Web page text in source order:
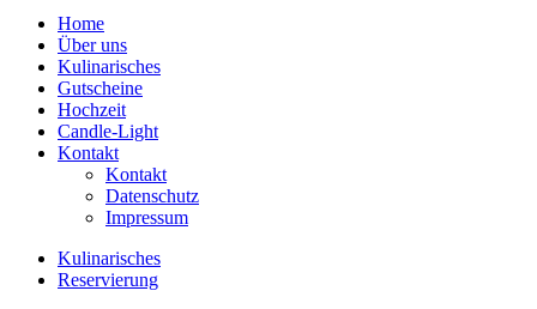
Home
Über uns
Kulinarisches
Gutscheine
Hochzeit
Candle-Light
Kontakt
Kontakt
Datenschutz
Impressum
Kulinarisches
Reservierung